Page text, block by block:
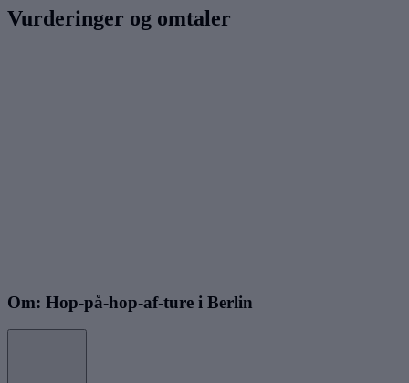
Vurderinger og omtaler
Om: Hop-på-hop-af-ture i Berlin